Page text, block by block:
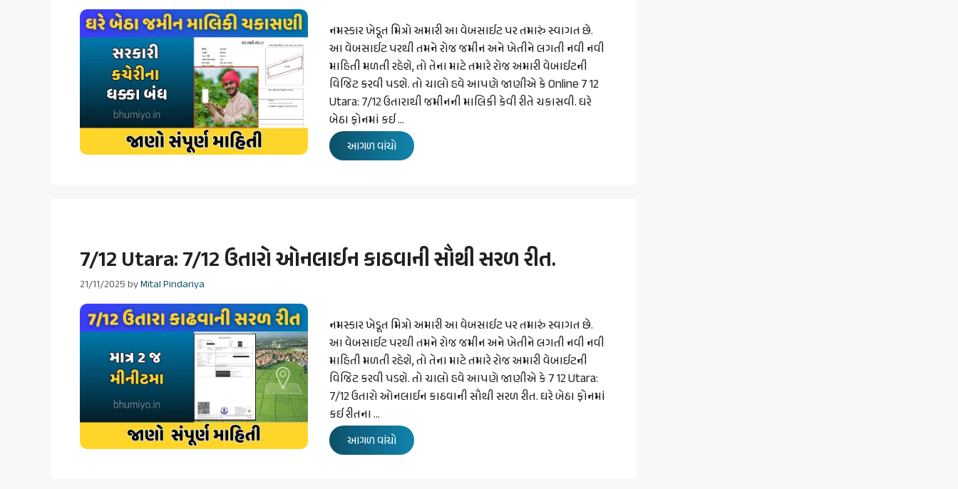
નમસ્કાર ખેડૂત મિત્રો અમારી આ વેબસાઈટ પર તમારું સ્વાગત છે.
આ વેબસાઈટ પરથી તમને રોજ જમીન અને ખેતીને લગતી નવી નવી
માહિતી મળતી રહેશે, તો તેના માટે તમારે રોજ અમારી વેબાઈટની
વિજિટ કરવી પડશે. તો ચાલો હવે આપણે જાણીએ કે Online 7 12
Utara: 7/12 ઉતારાથી જમીનની માલિકી કેવી રીતે ચકાસવી. ઘરે
બેઠા ફોનમાં કઈ …
આગળ વાંચો
7/12 Utara: 7/12 ઉતારો ઓનલાઈન કાઠવાની સૌથી સરળ રીત.
21/11/2025byMital Pindariya
નમસ્કાર ખેડૂત મિત્રો અમારી આ વેબસાઈટ પર તમારું સ્વાગત છે.
આ વેબસાઈટ પરથી તમને રોજ જમીન અને ખેતીને લગતી નવી નવી
માહિતી મળતી રહેશે, તો તેના માટે તમારે રોજ અમારી વેબાઈટની
વિજિટ કરવી પડશે. તો ચાલો હવે આપણે જાણીએ કે 7 12 Utara:
7/12 ઉતારો ઓનલાઈન કાઠવાની સૌથી સરળ રીત. ઘરે બેઠા ફોનમાં
કઈ રીતના …
આગળ વાંચો